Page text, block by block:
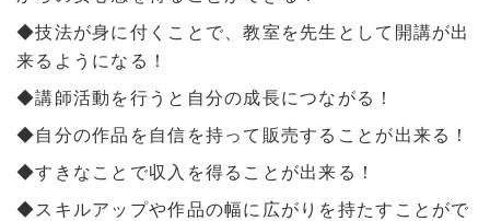
◆技法が身に付くことで、教室を先生として開講が出
来るようになる！
◆講師活動を行うと自分の成長につながる！
◆自分の作品を自信を持って販売することが出来る！
◆すきなことで収入を得ることが出来る！
◆スキルアップや作品の幅に広がりを持たすことがで